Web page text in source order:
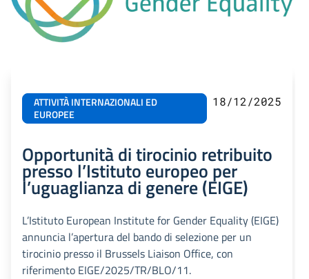
ATTIVITÀ INTERNAZIONALI ED
EUROPEE
18/12/2025
Opportunità di tirocinio retribuito
presso l’Istituto europeo per
l’uguaglianza di genere (EIGE)
L’Istituto European Institute for Gender Equality (EIGE)
annuncia l’apertura del bando di selezione per un
tirocinio presso il Brussels Liaison Office, con
riferimento EIGE/2025/TR/BLO/11.